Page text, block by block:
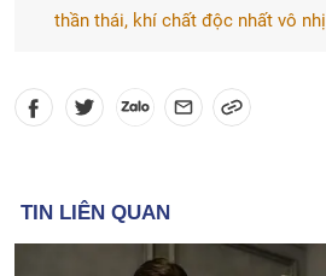
thần thái, khí chất độc nhất vô nhị